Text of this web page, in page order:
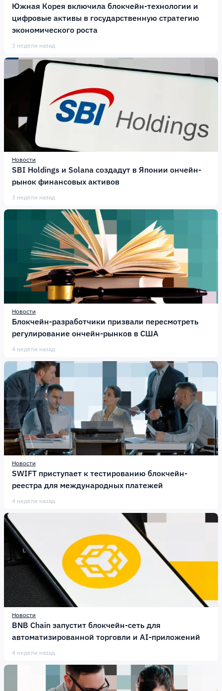
Южная Корея включила блокчейн-технологии и
цифровые активы в государственную стратегию
экономического роста
3 недели назад
Новости
SBI Holdings и Solana создадут в Японии ончейн-
рынок финансовых активов
3 недели назад
Новости
Блокчейн-разработчики призвали пересмотреть
регулирование ончейн-рынков в США
4 недели назад
Новости
SWIFT приступает к тестированию блокчейн-
реестра для международных платежей
4 недели назад
Новости
BNB Chain запустит блокчейн-сеть для
автоматизированной торговли и AI-приложений
4 недели назад